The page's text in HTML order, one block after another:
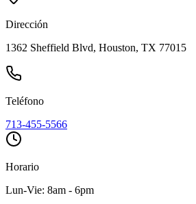
Dirección
1362 Sheffield Blvd, Houston, TX 77015
Teléfono
713-455-5566
Horario
Lun-Vie: 8am - 6pm